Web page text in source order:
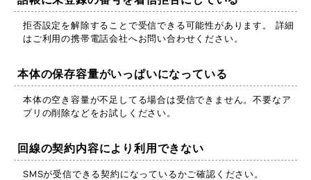
拒否設定を解除することで受信できる可能性があります。 詳細
はご利用の携帯電話会社へお問い合わせください。
本体の保存容量がいっぱいになっている
本体の空き容量が不足してる場合は受信できません。不要なア
プリの削除などをお試しください。
回線の契約内容により利用できない
SMSが受信できる契約になっているかご確認ください。